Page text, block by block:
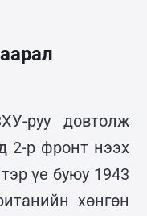
руу довтолж
2-р фронт нээх
үе буюу 1943
хөнгөн